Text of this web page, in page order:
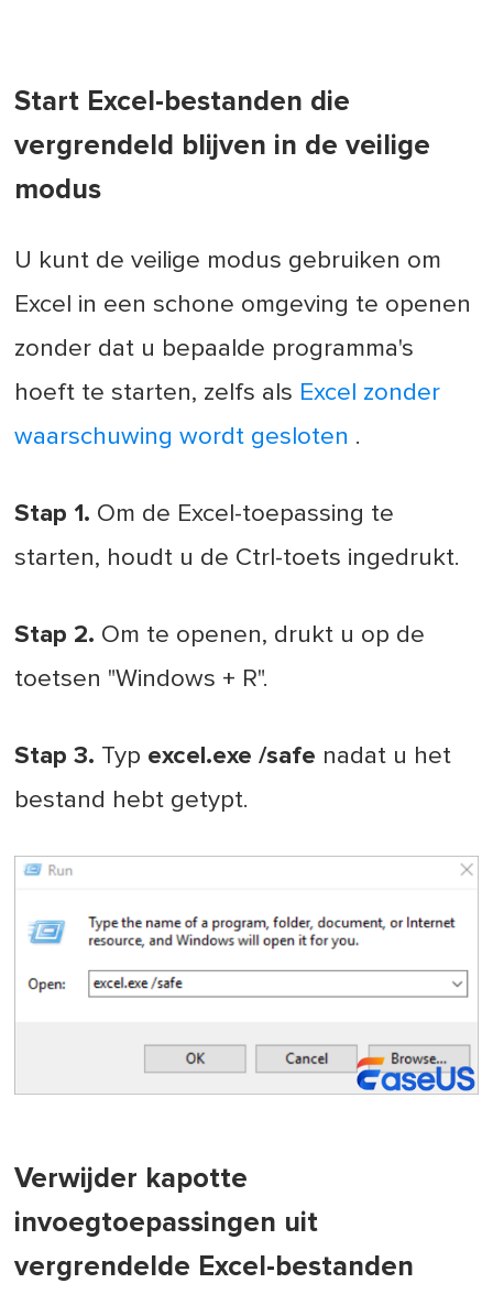
Start Excel-bestanden die
vergrendeld blijven in de veilige
modus
U kunt de veilige modus gebruiken om
Excel in een schone omgeving te openen
zonder dat u bepaalde programma's
hoeft te starten, zelfs als Excel zonder
waarschuwing wordt gesloten .
Stap 1. Om de Excel-toepassing te
starten, houdt u de Ctrl-toets ingedrukt.
Stap 2. Om te openen, drukt u op de
toetsen "Windows + R".
Stap 3. Typ excel.exe /safe nadat u het
bestand hebt getypt.
Verwijder kapotte
invoegtoepassingen uit
vergrendelde Excel-bestanden